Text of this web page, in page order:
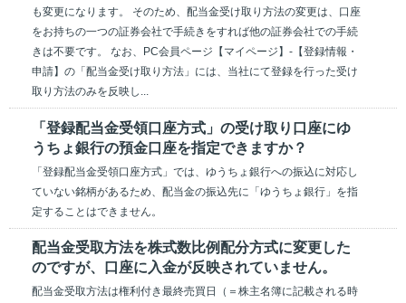
も変更になります。 そのため、配当金受け取り方法の変更は、口座
をお持ちの一つの証券会社で手続きをすれば他の証券会社での手続
きは不要です。 なお、PC会員ページ【マイページ】-【登録情報・
申請】の「配当金受け取り方法」には、当社にて登録を行った受け
取り方法のみを反映し...
「登録配当金受領口座方式」の受け取り口座にゆ
うちょ銀行の預金口座を指定できますか？
「登録配当金受領口座方式」では、ゆうちょ銀行への振込に対応し
ていない銘柄があるため、配当金の振込先に「ゆうちょ銀行」を指
定することはできません。
配当金受取方法を株式数比例配分方式に変更した
のですが、口座に入金が反映されていません。
配当金受取方法は権利付き最終売買日（＝株主名簿に記載される時